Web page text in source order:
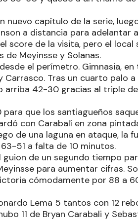
capítulo de la serie,
a distancia para adelantar
score de la visita, pero el local
Meyinsse y Solanas.
el perímetro. Gimnasia,
Tras un cuarto palo a
42-30 gracias al triple
que los santiagueños
con Carabalí en zona
de una laguna en ataque, la
51 a falta de 10 minutos.
de un segundo tiempo
para aumentar cifras.
cómodamente por 88 a
Lema 5 tantos con 12
11 de Bryan Carabali y